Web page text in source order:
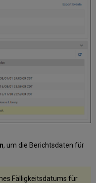
, um die Berichtsdaten für
Fälligkeitsdatums für